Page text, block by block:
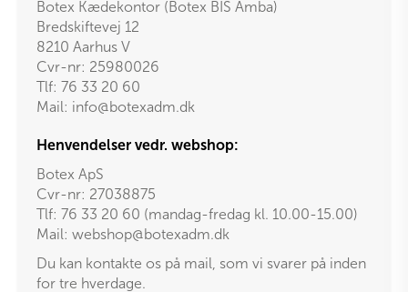
Botex Kædekontor (Botex BIS Amba)
Bredskiftevej 12
8210 Aarhus V
Cvr-nr: 25980026
Tlf: 76 33 20 60
Mail: info@botexadm.dk
Henvendelser vedr. webshop:
Botex ApS
Cvr-nr: 27038875
Tlf: 76 33 20 60 (mandag-fredag kl. 10.00-15.00)
Mail: webshop@botexadm.dk
Du kan kontakte os på mail, som vi svarer på inden
for tre hverdage.